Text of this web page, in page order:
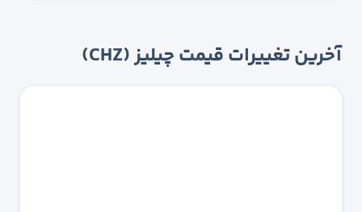
آخرین تغییرات قیمت چیلیز (CHZ)